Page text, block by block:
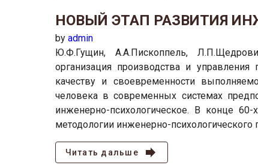
НОВЫЙ ЭТАП РАЗВИТИЯ
by admin
Ю.Ф.Гущин, А.А.Пископпель,
организация производства и
качеству и своевременности
человека в современных системах
инженерно-психологическое. В конце
методологии инженерно-психологического
Читать дальше